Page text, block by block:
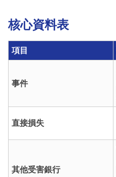
核心資料表
項目
事件
直接損失
其他受害銀行